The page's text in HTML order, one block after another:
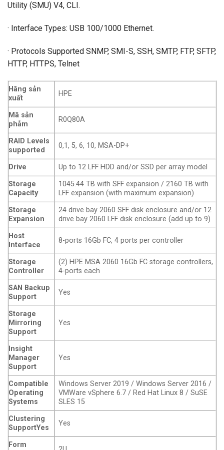
Utility (SMU) V4, CLI.
· Interface Types: USB 100/1000 Ethernet.
· Protocols Supported SNMP, SMI-S, SSH, SMTP, FTP, SFTP,
HTTP, HTTPS, Telnet
Hãng sản
xuất
HPE
Mã sản
phẫm
R0Q80A
RAID Levels
supported
0,1, 5, 6, 10, MSA-DP+
Drive
Up to 12 LFF HDD and/or SSD per array model
Storage
Capacity
1045.44 TB with SFF expansion / 2160 TB with
LFF expansion (with maximum expansion)
Storage
Expansion
24 drive bay 2060 SFF disk enclosure and/or 12
drive bay 2060 LFF disk enclosure (add up to 9)
Host
Interface
8-ports 16Gb FC, 4 ports per controller
Storage
Controller
(2) HPE MSA 2060 16Gb FC storage controllers,
4-ports each
SAN Backup
Support
Yes
Storage
Mirroring
Support
Yes
Insight
Manager
Support
Yes
Compatible
Operating
Systems
Windows Server 2019 / Windows Server 2016 /
VMWare vSphere 6.7 / Red Hat Linux 8 / SuSE
SLES 15
Clustering
SupportYes
Yes
Form